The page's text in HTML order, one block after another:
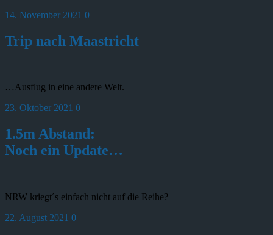
14. November 2021 0
Trip nach Maastricht
…Ausflug in eine andere Welt.
23. Oktober 2021 0
1.5m Abstand:
Noch ein Update…
NRW kriegt´s einfach nicht auf die Reihe?
22. August 2021 0